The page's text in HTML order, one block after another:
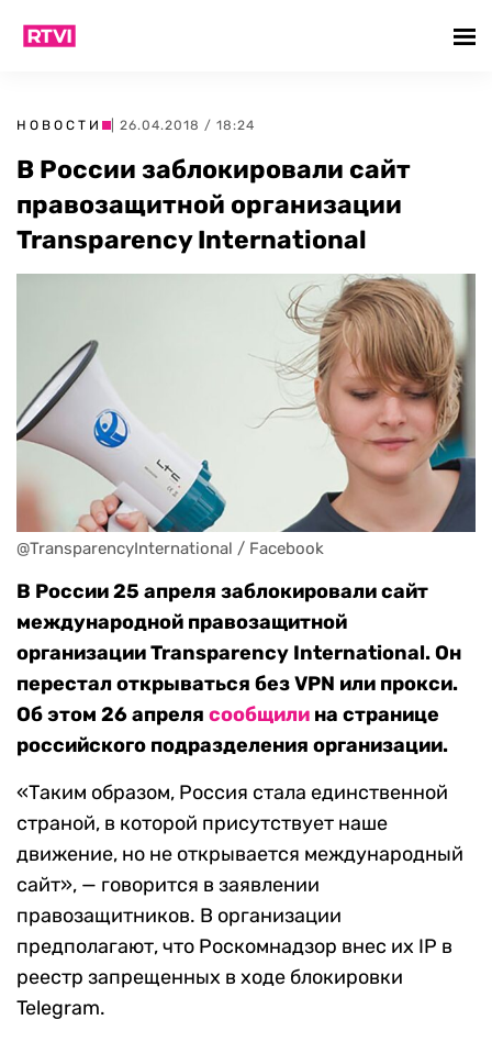
НОВОСТИ | 26.04.2018 / 18:24
В России заблокировали сайт
правозащитной организации
Transparency International
@TransparencyInternational / Facebook
В России 25 апреля заблокировали сайт
международной правозащитной
организации Transparency International. Он
перестал открываться без VPN или прокси.
Об этом 26 апреля сообщили на странице
российского подразделения организации.
«Таким образом, Россия стала единственной
страной, в которой присутствует наше
движение, но не открывается международный
сайт», — говорится в заявлении
правозащитников. В организации
предполагают, что Роскомнадзор внес их IP в
реестр запрещенных в ходе блокировки
Telegram.